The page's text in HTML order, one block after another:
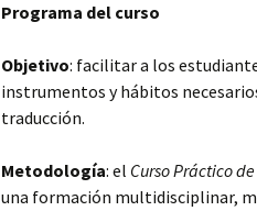
Programa del curso
Objetivo: facilitar a los
instrumentos y hábitos
traducción.
Metodología: el Curso Práctico
una formación multidisciplinar,